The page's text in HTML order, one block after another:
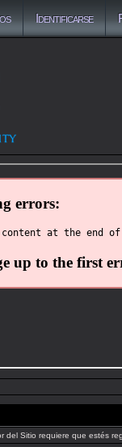
Identificarse
del Sitio requiere que estés